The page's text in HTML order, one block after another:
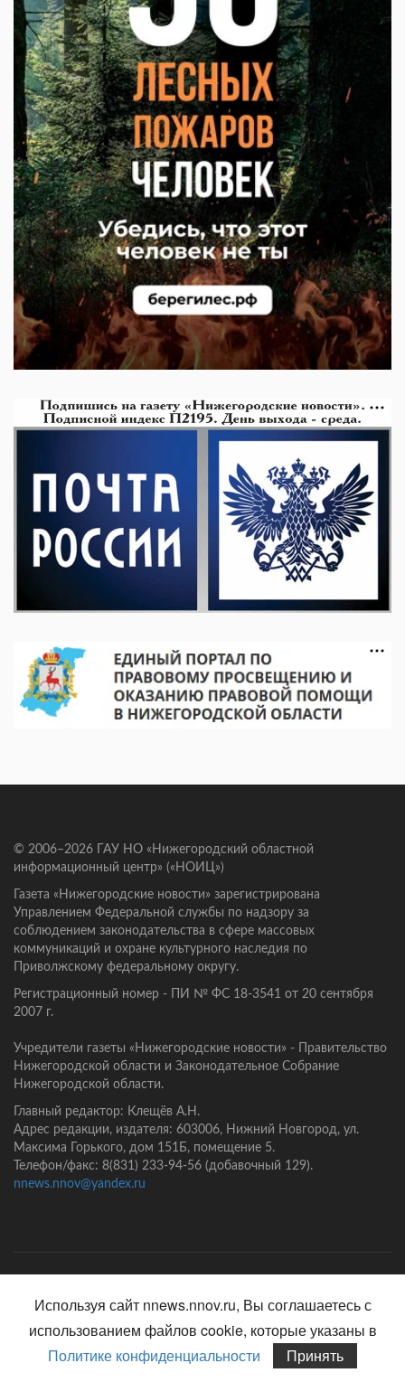
© 2006–2026 ГАУ НО «Нижегородский областной
информационный центр» («НОИЦ»)
Газета «Нижегородские новости» зарегистрирована
Управлением Федеральной службы по надзору за
соблюдением законодательства в сфере массовых
коммуникаций и охране культурного наследия по
Приволжскому федеральному округу.
Регистрационный номер - ПИ № ФС 18-3541 от 20 сентября
2007 г.
Учредители газеты «Нижегородские новости» - Правительство
Нижегородской области и Законодательное Собрание
Нижегородской области.
Главный редактор: Клещёв А.Н.
Адрес редакции, издателя: 603006, Нижний Новгород, ул.
Максима Горького, дом 151Б, помещение 5.
Телефон/факс: 8(831) 233-94-56 (добавочный 129).
nnews.nnov@yandex.ru
Используя сайт nnews.nnov.ru, Вы соглашаетесь с
использованием файлов cookie, которые указаны в
Политике конфиденциальности
Принять